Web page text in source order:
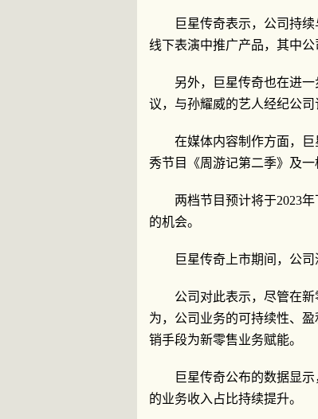
巨星传奇表示，公司持
线下表演中推广产品，其中公
另外，巨星传奇也在进
议，与孙耀威的艺人经纪公司
在媒体内容制作方面，
秀节目《周游记第二季》及
两档节目预计将于2023
的机会。
巨星传奇上市期间，公
公司对此表示，尽管在
为，公司业务的可持续性、
销手段为新零售业务赋能。
巨星传奇公布的数据显
的业务收入占比持续提升。